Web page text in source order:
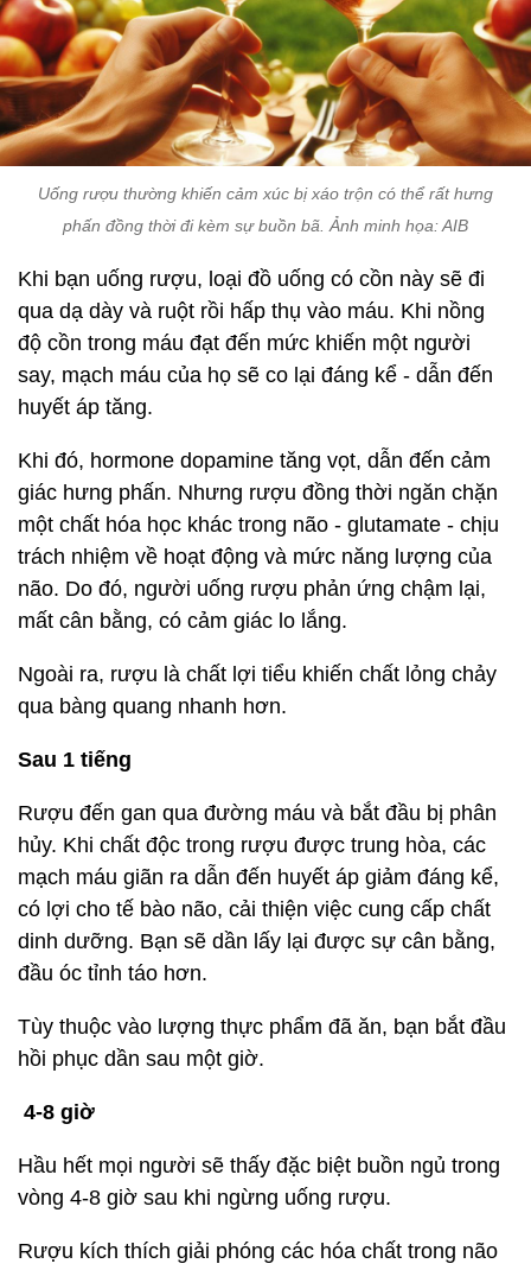
Uống rượu thường khiến cảm xúc bị xáo trộn có thể rất hưng
phấn đồng thời đi kèm sự buồn bã. Ảnh minh họa: AIB
Khi bạn uống rượu, loại đồ uống có cồn này sẽ đi
qua dạ dày và ruột rồi hấp thụ vào máu. Khi nồng
độ cồn trong máu đạt đến mức khiến một người
say, mạch máu của họ sẽ co lại đáng kể - dẫn đến
huyết áp tăng.
Khi đó, hormone dopamine tăng vọt, dẫn đến cảm
giác hưng phấn. Nhưng rượu đồng thời ngăn chặn
một chất hóa học khác trong não - glutamate - chịu
trách nhiệm về hoạt động và mức năng lượng của
não. Do đó, người uống rượu phản ứng chậm lại,
mất cân bằng, có cảm giác lo lắng.
Ngoài ra, rượu là chất lợi tiểu khiến chất lỏng chảy
qua bàng quang nhanh hơn.
Sau 1 tiếng
Rượu đến gan qua đường máu và bắt đầu bị phân
hủy. Khi chất độc trong rượu được trung hòa, các
mạch máu giãn ra dẫn đến huyết áp giảm đáng kể,
có lợi cho tế bào não, cải thiện việc cung cấp chất
dinh dưỡng. Bạn sẽ dần lấy lại được sự cân bằng,
đầu óc tỉnh táo hơn.
Tùy thuộc vào lượng thực phẩm đã ăn, bạn bắt đầu
hồi phục dần sau một giờ.
4-8 giờ
Hầu hết mọi người sẽ thấy đặc biệt buồn ngủ trong
vòng 4-8 giờ sau khi ngừng uống rượu.
Rượu kích thích giải phóng các hóa chất trong não